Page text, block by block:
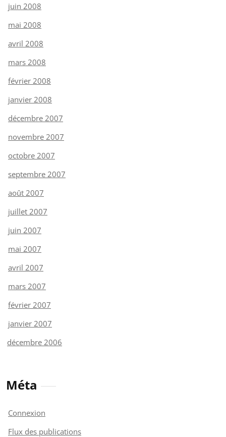
juin 2008
mai 2008
avril 2008
mars 2008
février 2008
janvier 2008
décembre 2007
novembre 2007
octobre 2007
septembre 2007
août 2007
juillet 2007
juin 2007
mai 2007
avril 2007
mars 2007
février 2007
janvier 2007
décembre 2006
Méta
Connexion
Flux des publications